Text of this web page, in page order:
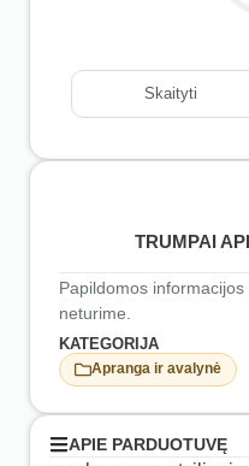
Skaityti
TRUMPAI
Papildomos
neturime.
KATEGORIJA
Apranga ir avalynė
APIE PARDUOTUVĘ